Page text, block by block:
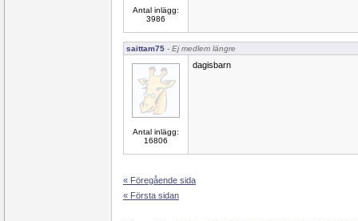
Antal inlägg:
3986
saittam75 - Ej medlem längre
Antal inlägg:
16806
dagisbarn
« Föregående sida
« Första sidan